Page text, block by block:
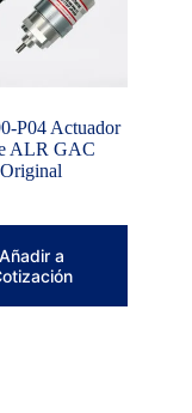
P04 Actuador
ALR GAC
Original
Añadir a